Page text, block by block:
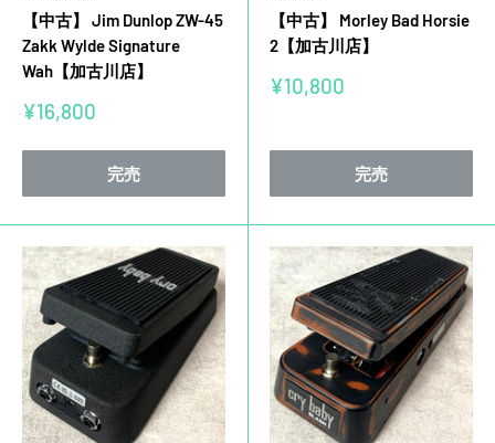
【中古】 Jim Dunlop ZW-45
Zakk Wylde Signature
Wah【加古川店】
販
価
¥16,800
完売
【中古】 Morley Bad Horsie
2【加古川店】
販
格
¥10,800
完売